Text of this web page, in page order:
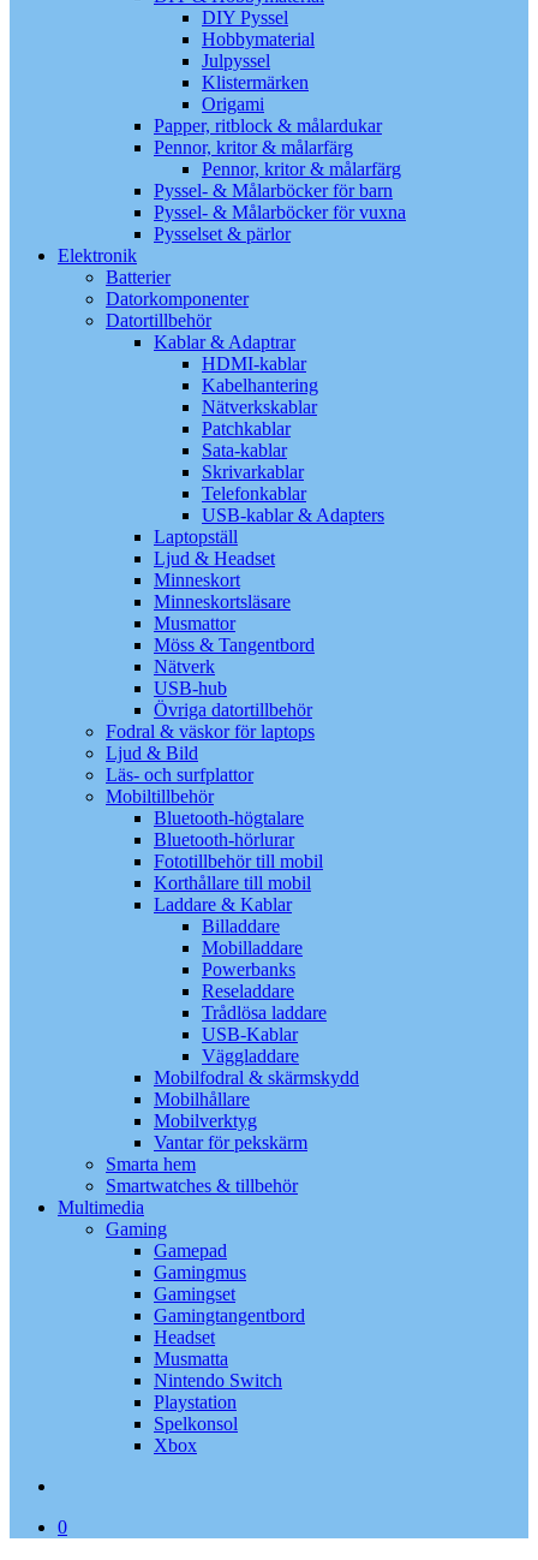
DIY Pyssel
Hobbymaterial
Julpyssel
Klistermärken
Origami
Papper, ritblock & målardukar
Pennor, kritor & målarfärg
Pennor, kritor & målarfärg
Pyssel- & Målarböcker för barn
Pyssel- & Målarböcker för vuxna
Pysselset & pärlor
Elektronik
Batterier
Datorkomponenter
Datortillbehör
Kablar & Adaptrar
HDMI-kablar
Kabelhantering
Nätverkskablar
Patchkablar
Sata-kablar
Skrivarkablar
Telefonkablar
USB-kablar & Adapters
Laptopställ
Ljud & Headset
Minneskort
Minneskortsläsare
Musmattor
Möss & Tangentbord
Nätverk
USB-hub
Övriga datortillbehör
Fodral & väskor för laptops
Ljud & Bild
Läs- och surfplattor
Mobiltillbehör
Bluetooth-högtalare
Bluetooth-hörlurar
Fototillbehör till mobil
Korthållare till mobil
Laddare & Kablar
Billaddare
Mobilladdare
Powerbanks
Reseladdare
Trådlösa laddare
USB-Kablar
Väggladdare
Mobilfodral & skärmskydd
Mobilhållare
Mobilverktyg
Vantar för pekskärm
Smarta hem
Smartwatches & tillbehör
Multimedia
Gaming
Gamepad
Gamingmus
Gamingset
Gamingtangentbord
Headset
Musmatta
Nintendo Switch
Playstation
Spelkonsol
Xbox
0